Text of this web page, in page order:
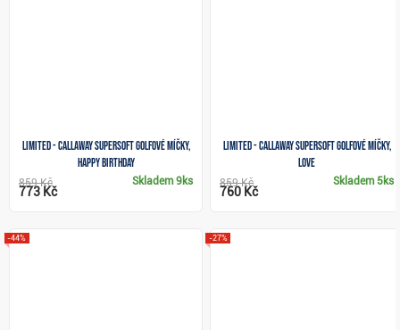
LIMITED - Callaway Supersoft golfové míčky,
HAPPY BIRTHDAY
Skladem9ks
859 Kč
773 Kč
LIMITED - Callaway Supersoft golfové míčky,
LOVE
Skladem 5ks
859 Kč
760 Kč
-44% -27%